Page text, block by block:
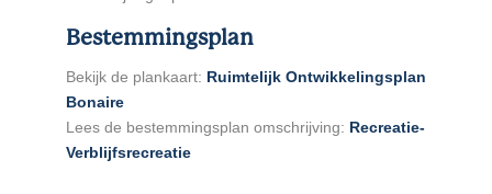
Bestemmingsplan
Bekijk de plankaart: Ruimtelijk Ontwikkelingsplan
Bonaire
Lees de bestemmingsplan omschrijving: Recreatie-
Verblijfsrecreatie